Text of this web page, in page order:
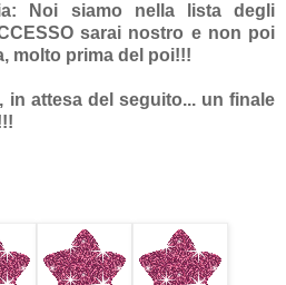
Noi siamo nella lista degli
sarai nostro e non poi
molto prima del poi!!!
in attesa del seguito... un finale